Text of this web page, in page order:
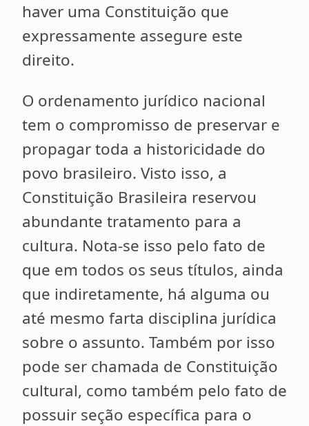
haver uma Constituição que
expressamente assegure este
direito.
O ordenamento jurídico nacional
tem o compromisso de preservar e
propagar toda a historicidade do
povo brasileiro. Visto isso, a
Constituição Brasileira reservou
abundante tratamento para a
cultura. Nota-se isso pelo fato de
que em todos os seus títulos, ainda
que indiretamente, há alguma ou
até mesmo farta disciplina jurídica
sobre o assunto. Também por isso
pode ser chamada de Constituição
cultural, como também pelo fato de
possuir seção específica para o